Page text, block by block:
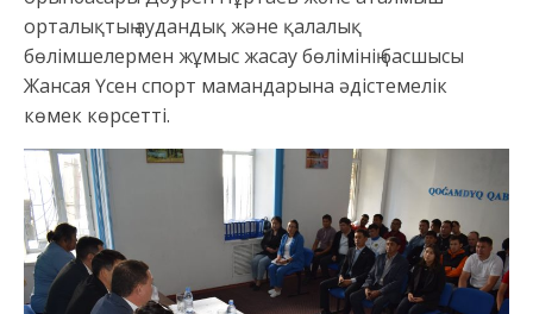
орталықтың аудандық және қалалық
бөлімшелермен жұмыс жасау бөлімінің басшысы
Жансая Үсен спорт мамандарына әдістемелік
көмек көрсетті.